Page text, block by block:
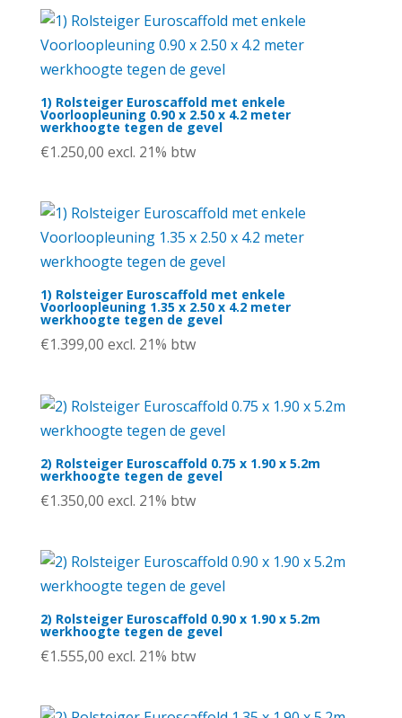
1) Rolsteiger Euroscaffold met enkele
Voorloopleuning 0.90 x 2.50 x 4.2 meter
werkhoogte tegen de gevel
€1.250,00 excl. 21% btw
1) Rolsteiger Euroscaffold met enkele
Voorloopleuning 1.35 x 2.50 x 4.2 meter
werkhoogte tegen de gevel
€1.399,00 excl. 21% btw
2) Rolsteiger Euroscaffold 0.75 x 1.90 x 5.2m
werkhoogte tegen de gevel
€1.350,00 excl. 21% btw
2) Rolsteiger Euroscaffold 0.90 x 1.90 x 5.2m
werkhoogte tegen de gevel
€1.555,00 excl. 21% btw